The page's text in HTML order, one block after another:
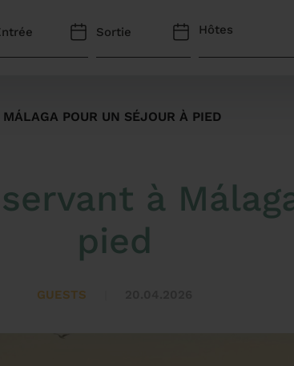
Hôtes
POUR UN SÉJOUR À PIED
à
pied
GUESTS